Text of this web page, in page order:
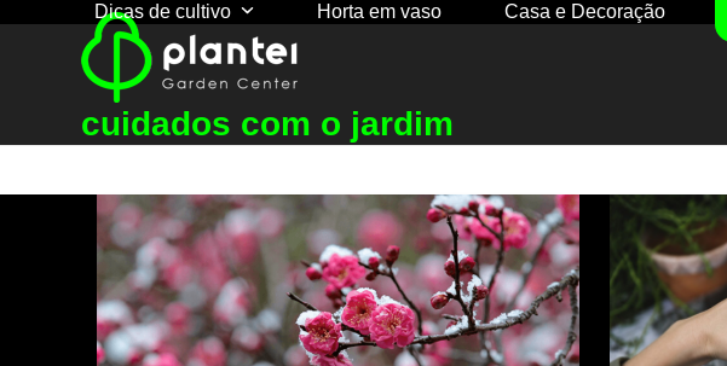
Dicas de cultivo Horta em vaso Casa e Decoração
cuidados com o jardim